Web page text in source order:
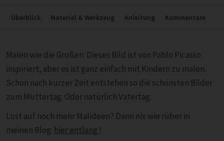
Überblick Material & Werkzeug Anleitung Kommentare
Malen wie die Großen: Dieses Bild ist von Pablo Picasso
inspiriert, aber es ist ganz einfach mit Kindern zu malen.
Schon nach kurzer Zeit entstehen so die schönsten Bilder
zum Muttertag. Oder natürlich Vatertag.
Lust auf noch mehr Malideen? Dann nix wie rüber in
meinen Blog: hier entlang !